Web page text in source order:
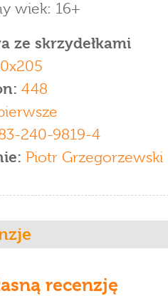
wiek: 16+
ze skrzydełkami
448
240-9819-4
Piotr Grzegorzewski
recenzję